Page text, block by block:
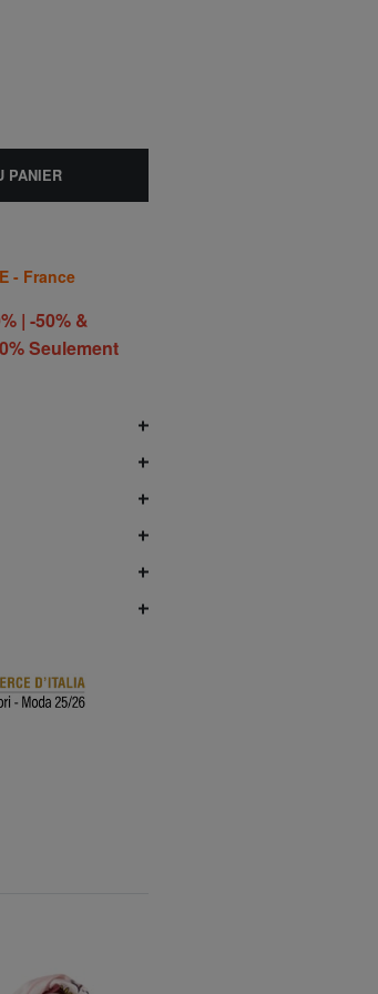
PANIER
- France
| -50% &
Seulement